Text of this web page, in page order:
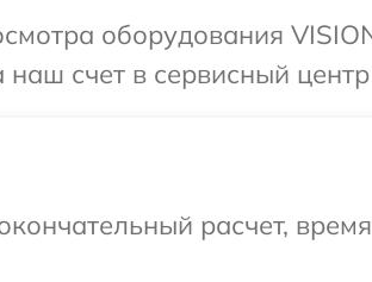
оборудования
счет в сервисный
расчет,